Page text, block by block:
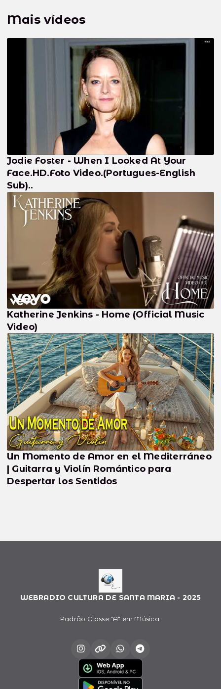
Mais vídeos
Jodie Foster - When I Looked At Your
Face.HD.Foto Video.(Portugues-English
Sub)..
Katherine Jenkins - Home (Official Music
Video)
Un Momento de Amor en el Mediterráneo
| Guitarra y Violín Romántico para
Despertar los Sentidos
WEBRADIO CULTURA DE SANTA MARIA - 2025
Padrão Classe "A" em Música.